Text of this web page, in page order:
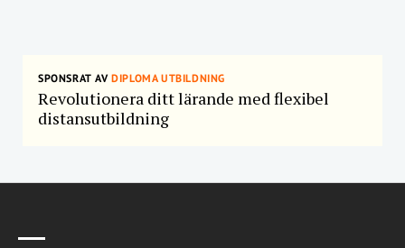
SPONSRAT AVDIPLOMA UTBILDNING
Revolutionera ditt lärande med flexibel
distansutbildning